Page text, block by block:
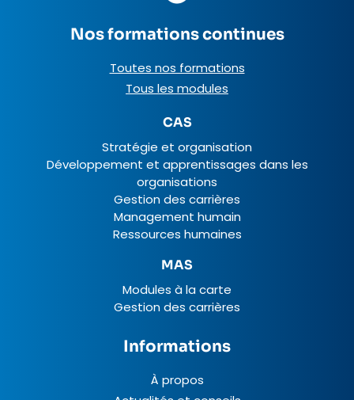
Nos formations continues
Toutes nos formations
Tous les modules
CAS
Stratégie et organisation
Développement et apprentissages dans les
organisations
Gestion des carrières
Management humain
Ressources humaines
MAS
Modules à la carte
Gestion des carrières
Informations
À propos